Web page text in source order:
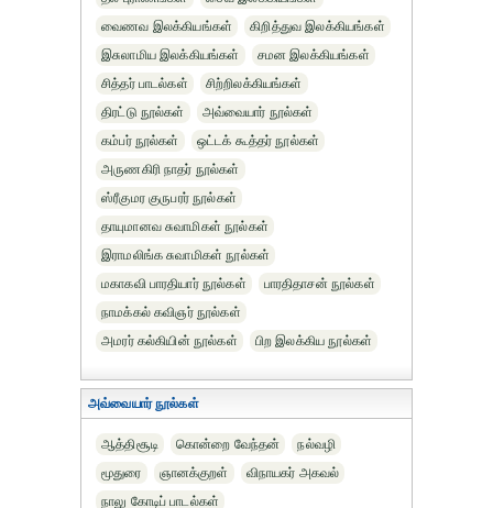
வைணவ இலக்கியங்கள்
கிறித்துவ இலக்கியங்கள்
இசுலாமிய இலக்கியங்கள்
சமன இலக்கியங்கள்
சித்தர் பாடல்கள்
சிற்றிலக்கியங்கள்
திரட்டு நூல்கள்
அவ்வையார் நூல்கள்
கம்பர் நூல்கள்
ஒட்டக் கூத்தர் நூல்கள்
அருணகிரி நாதர் நூல்கள்
ஸ்ரீகுமர குருபரர் நூல்கள்
தாயுமானவ சுவாமிகள் நூல்கள்
இராமலிங்க சுவாமிகள் நூல்கள்
மகாகவி பாரதியார் நூல்கள்
பாரதிதாசன் நூல்கள்
நாமக்கல் கவிஞர் நூல்கள்
அமரர் கல்கியின் நூல்கள்
பிற இலக்கிய நூல்கள்
அவ்வையார் நூல்கள்
ஆத்திசூடி கொன்றை வேந்தன்
நல்வழி
மூதுரை
ஞானக்குறள்
விநாயகர் அகவல்
நாலு கோடிப் பாடல்கள்